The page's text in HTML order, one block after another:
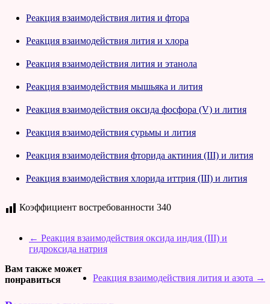
Реакция взаимодействия лития и фтора
Реакция взаимодействия лития и хлора
Реакция взаимодействия лития и этанола
Реакция взаимодействия мышьяка и лития
Реакция взаимодействия оксида фосфора (V) и лития
Реакция взаимодействия сурьмы и лития
Реакция взаимодействия фторида актиния (III) и лития
Реакция взаимодействия хлорида иттрия (III) и лития
Коэффициент востребованности 340
← Реакция взаимодействия оксида индия (III) и
гидроксида натрия
Реакция взаимодействия лития и азота →
Вам также может
понравиться